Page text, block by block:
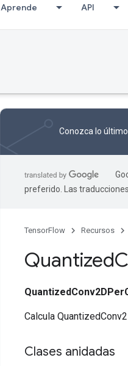
Aprende API
Conozca lo
preferido. Las
TensorFlow Recursos
Quantized
Calcula
Clases anidadas